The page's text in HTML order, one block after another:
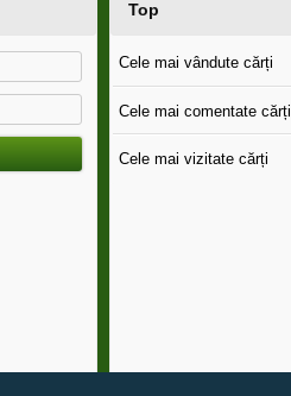
Top
Cele mai vândute cărți
Cele mai comentate cărți
Cele mai vizitate cărți